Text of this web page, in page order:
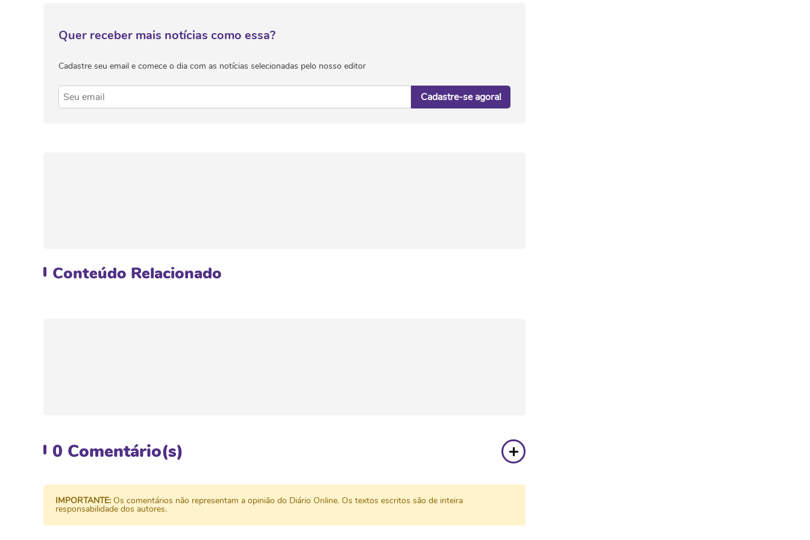
Quer receber mais notícias como essa?
Cadastre seu email e comece o dia com as notícias selecionadas pelo nosso editor
Cadastre-se agora!
Conteúdo Relacionado
0 Comentário(s)
IMPORTANTE: Os comentários não representam a opinião do Diário Online. Os textos escritos são de inteira
responsabilidade dos autores.